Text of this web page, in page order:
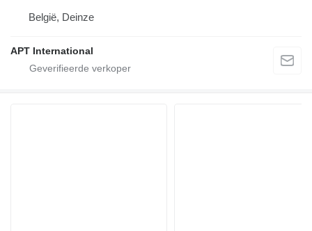
België, Deinze
APT International